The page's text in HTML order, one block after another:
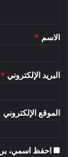
*
الاسم *
البريد الإلكتروني *
الموقع الإلكتروني
احفظ اسمي،